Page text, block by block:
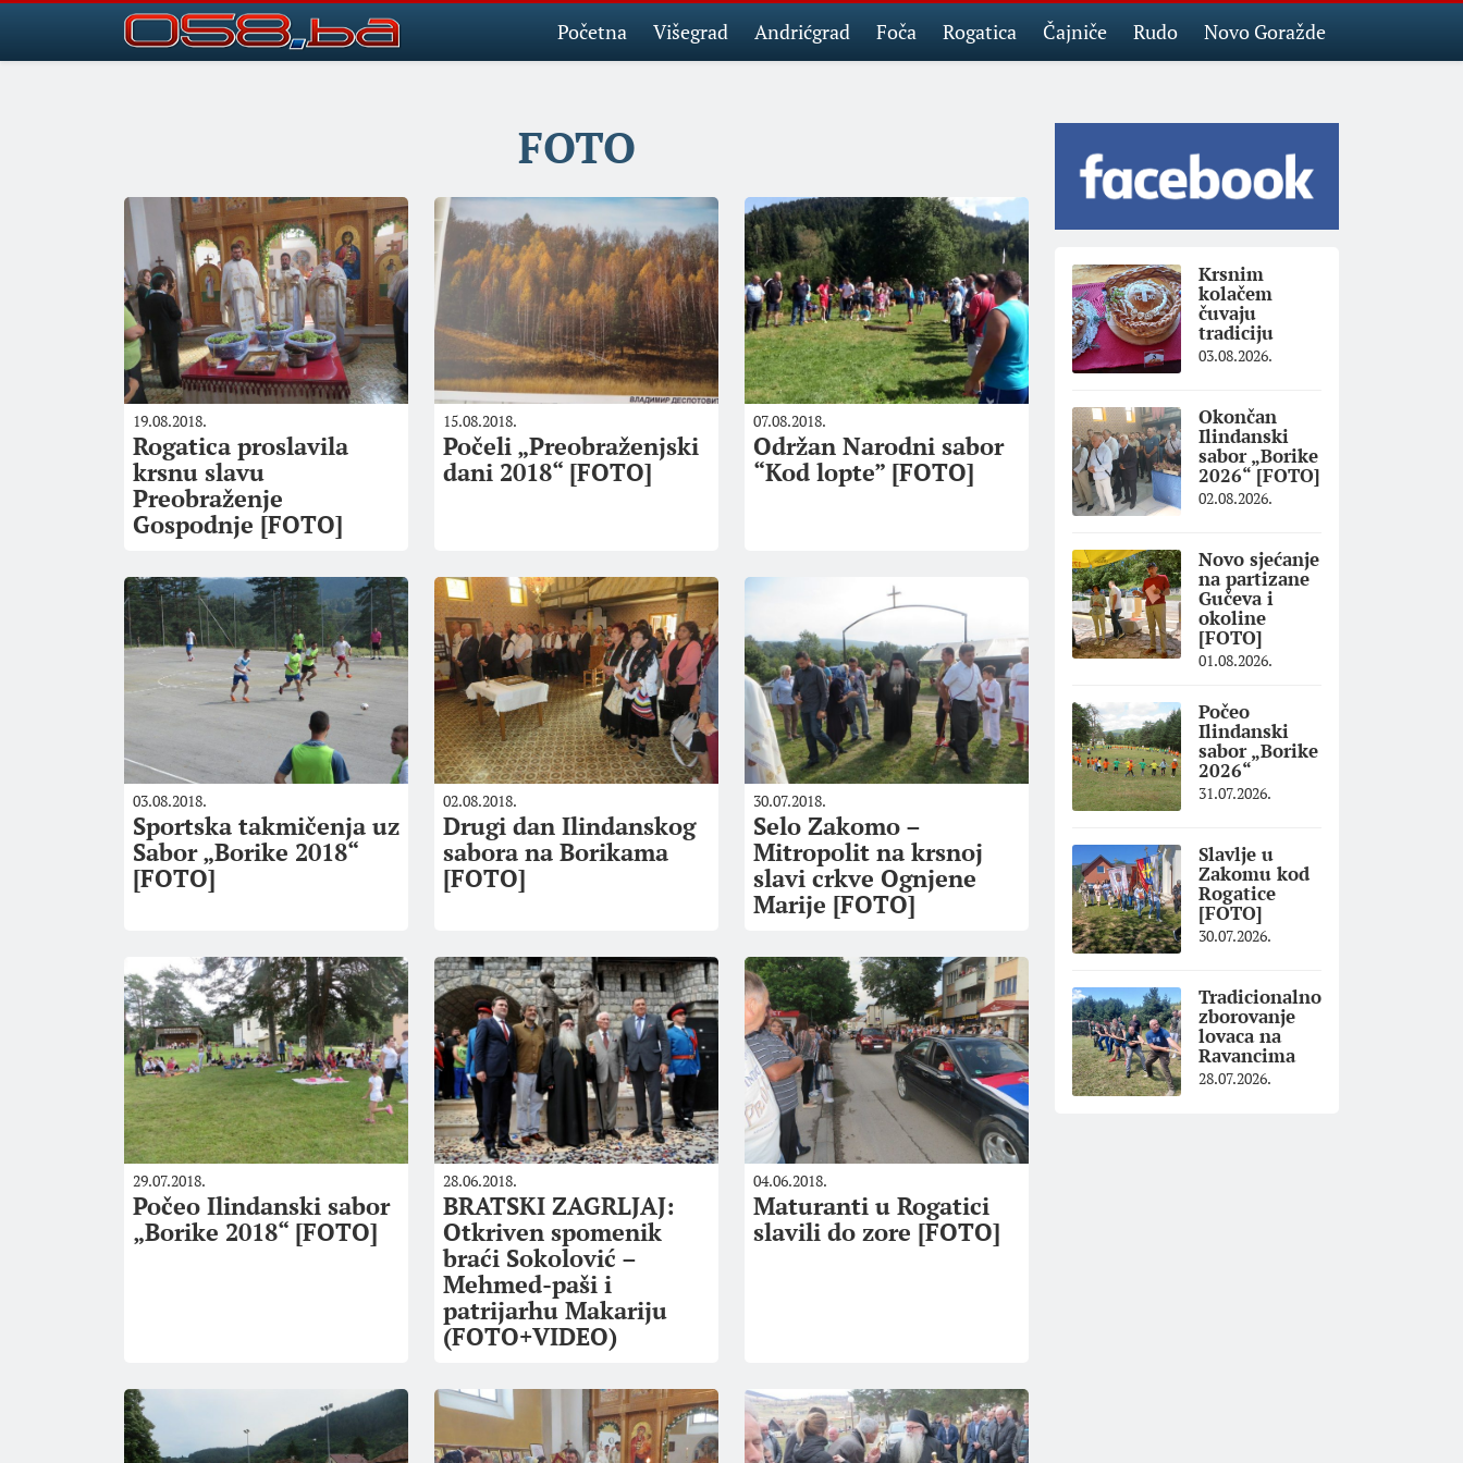
Početna Višegrad Andrićgrad Foča Rogatica Čajniče Rudo Novo Goražde
FOTO
19.08.2018.
Rogatica proslavila
krsnu slavu
Preobraženje
Gospodnje [FOTO]
15.08.2018.
Počeli „Preobraženjski
dani 2018“ [FOTO]
07.08.2018.
Održan Narodni sabor
“Kod lopte” [FOTO]
03.08.2018.
Sportska takmičenja uz
Sabor „Borike 2018“
[FOTO]
02.08.2018.
Drugi dan Ilindanskog
sabora na Borikama
[FOTO]
30.07.2018.
Selo Zakomo –
Mitropolit na krsnoj
slavi crkve Ognjene
Marije [FOTO]
29.07.2018.
Počeo Ilindanski sabor
„Borike 2018“ [FOTO]
28.06.2018.
BRATSKI ZAGRLJAJ:
Otkriven spomenik
braći Sokolović –
Mehmed-paši i
patrijarhu Makariju
(FOTO+VIDEO)
04.06.2018.
Maturanti u Rogatici
slavili do zore [FOTO]
Krsnim
kolačem
čuvaju
tradiciju
03.08.2026.
Okončan
Ilindanski
sabor „Borike
2026“ [FOTO]
02.08.2026.
Novo sjećanje
na partizane
Gučeva i
okoline
[FOTO]
01.08.2026.
Počeo
Ilindanski
sabor „Borike
2026“
31.07.2026.
Slavlje u
Zakomu kod
Rogatice
[FOTO]
30.07.2026.
Tradicionalno
zborovanje
lovaca na
Ravancima
28.07.2026.